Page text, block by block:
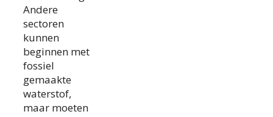
Andere
sectoren
kunnen
beginnen met
fossiel
gemaakte
waterstof,
maar moeten